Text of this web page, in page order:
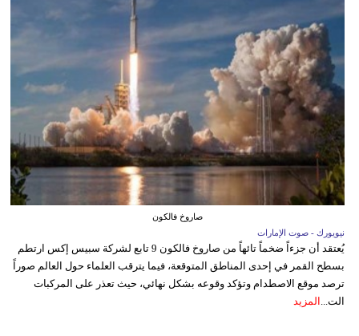
صاروخ فالكون
نيويورك - صوت الإمارات
يُعتقد أن جزءاً ضخماً تائهاً من صاروخ فالكون 9 تابع لشركة سبيس إكس ارتطم
بسطح القمر في إحدى المناطق المتوقعة، فيما يترقب العلماء حول العالم صوراً
ترصد موقع الاصطدام وتؤكد وقوعه بشكل نهائي، حيث تعذر على المركبات
الت...
المزيد